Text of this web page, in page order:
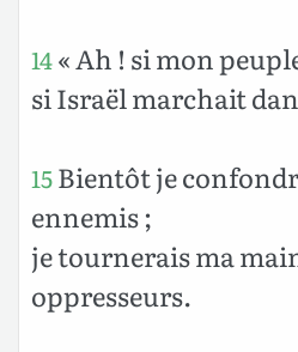
14« Ah ! si mon
si Israël marchait
15Bientôt je
ennemis ;
je tournerais ma
oppresseurs.